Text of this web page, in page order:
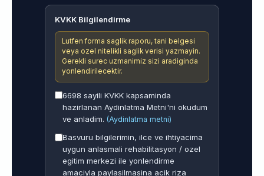
KVKK Bilgilendirme
Lutfen forma saglik raporu, tani belgesi
veya ozel nitelikli saglik verisi yazmayin.
Gerekli surec uzmanimiz sizi aradiginda
yonlendirilecektir.
6698 sayili KVKK kapsaminda
hazirlanan Aydinlatma Metni'ni okudum
ve anladim. (Aydinlatma metni)
Basvuru bilgilerimin, ilce ve ihtiyacima
uygun anlasmali rehabilitasyon / ozel
egitim merkezi ile yonlendirme
amaciyla paylasilmasina acik riza